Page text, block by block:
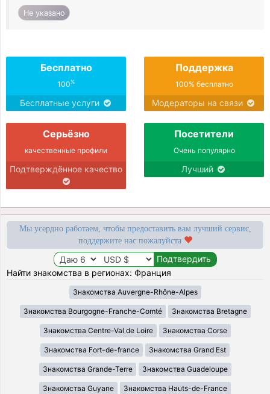
Не указано
Бесплатно
100%
Бесплатные услуги
Поддержка
100% бесплатно
Модераторы на связи
Серьёзно
качественные профили
Подтверждённое качество
Посетители
Очень популярно
Лучший
Мы усердно работаем, чтобы предоставить вам лучший сервис,
поддержите нас пожалуйста
Найти знакомства в регионах: Франция
Знакомства Auvergne-Rhône-Alpes
Знакомства Bourgogne-Franche-Comté Знакомства Bretagne
Знакомства Centre-Val de Loire Знакомства Corse
Знакомства Fort-de-france Знакомства Grand Est
Знакомства Grande-Terre Знакомства Guadeloupe
Знакомства Guyane Знакомства Hauts-de-France